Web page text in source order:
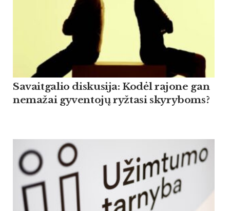
Savaitgalio diskusija: Kodėl rajone gan
nemažai gyventojų ryžtasi skyryboms?